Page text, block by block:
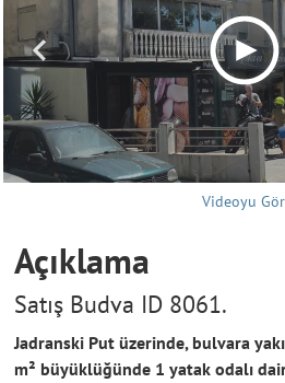
Videoyu
Açıklama
Satış Budva ID 8061.
Jadranski Put üzerinde, bulvara
m² büyüklüğünde 1 yatak odalı